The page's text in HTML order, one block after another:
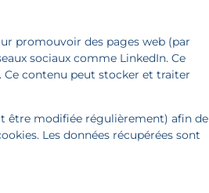
promouvoir des pages web (par
sociaux comme LinkedIn. Ce
Ce contenu peut stocker et traiter
être modifiée régulièrement) afin de
Les données récupérées sont